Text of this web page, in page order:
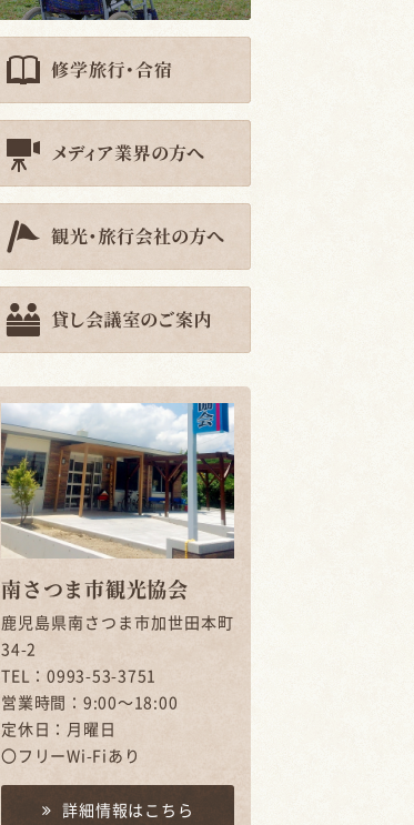
南さつま市観光協会
鹿児島県南さつま市加世田本町
34-2
TEL：0993-53-3751
営業時間：9:00～18:00
定休日：月曜日
〇フリーWi-Fiあり
詳細情報はこちら